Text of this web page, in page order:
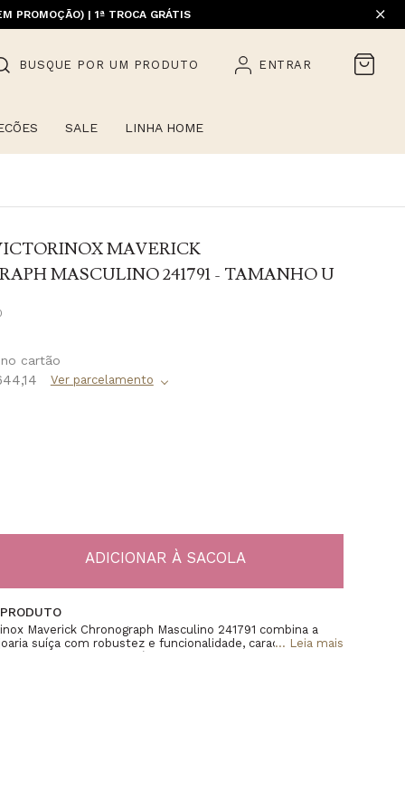
PROMOÇÃO) | 1ª TROCA GRÁTIS
BUSQUE POR UM PRODUTO ENTRAR
SALE LINHA HOME
MAVERICK
MASCULINO 241791 - TAMANHO U
Maverick Chronograph Masculino 241791 combina a
suíça com robustez e funcionalidade, características
... Leia mais